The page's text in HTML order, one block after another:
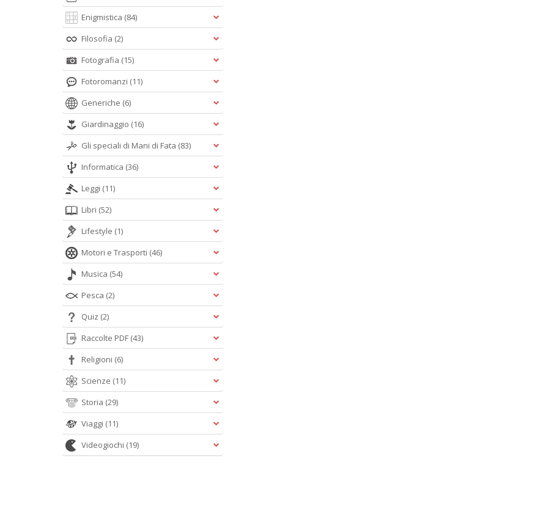
Enigmistica (84)
Filosofia (2)
Fotografia (15)
Fotoromanzi (11)
Generiche (6)
Giardinaggio (16)
Gli speciali di Mani di Fata (83)
Informatica (36)
Leggi (11)
Libri (52)
Lifestyle (1)
Motori e Trasporti (46)
Musica (54)
Pesca (2)
Quiz (2)
Raccolte PDF (43)
Religioni (6)
Scienze (11)
Storia (29)
Viaggi (11)
Videogiochi (19)